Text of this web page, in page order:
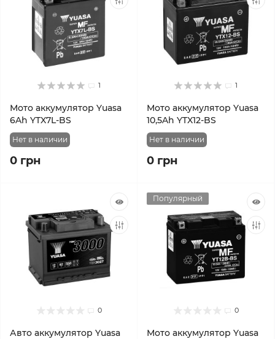
1
Мото аккумулятор Yuasa
6Ah YTX7L-BS
Нет в наличии
0 грн
1
Мото аккумулятор Yuasa
10,5Ah YTX12-BS
Нет в наличии
0 грн
0
Авто аккумулятор Yuasa
Популярный
0
Мото аккумулятор Yuasa